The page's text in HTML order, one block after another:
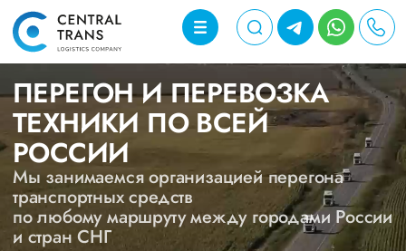
ПЕРЕГОН И ПЕРЕВОЗКА
ТЕХНИКИ ПО ВСЕЙ
РОССИИ
Мы занимаемся организацией перегона
транспортных средств
по любому маршруту между городами России
и стран СНГ